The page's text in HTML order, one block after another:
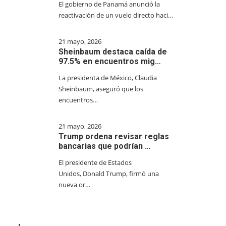
El gobierno de Panamá anunció la
reactivación de un vuelo directo haci…
21 mayo, 2026
Sheinbaum destaca caída de
97.5% en encuentros mig…
La presidenta de México, Claudia
Sheinbaum, aseguró que los
encuentros…
21 mayo, 2026
Trump ordena revisar reglas
bancarias que podrían …
El presidente de Estados
Unidos, Donald Trump, firmó una
nueva or…